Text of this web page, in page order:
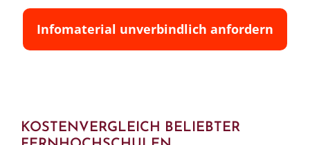
Infomaterial unverbindlich anfordern
KOSTENVERGLEICH BELIEBTER